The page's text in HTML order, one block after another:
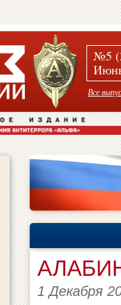
№5
Все
1 Декабря